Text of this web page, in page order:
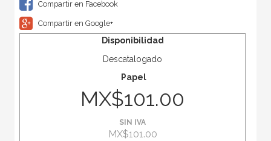
Compartir en Facebook
Compartir en Google+
Disponibilidad
Descatalogado
Papel
MX$101.00
SIN IVA
MX$101.00